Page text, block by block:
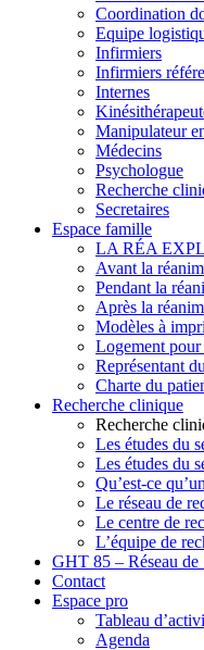
Coordination
Equipe
Infirmiers
Infirmiers
Internes
Manipulateur
Médecins
Psychologue
Recherche
Secretaires
Espace famille
LA RÉA
Avant la
Pendant la
Après la
Modèles à
Logement
Représentant
Charte du
Recherche clinique
Recherche
Les études du
Les études du
Qu’est-ce
Le réseau de
Le centre de
L’équipe de
GHT 85 – Réseau de
Contact
Espace pro
Tableau
Agenda